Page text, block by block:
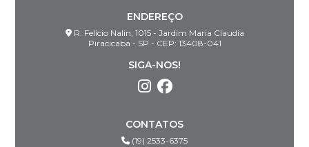
ENDEREÇO
R. Felício Nalin, 1015 - Jardim Maria Claudia
Piracicaba - SP - CEP: 13408-041
SIGA-NOS!
CONTATOS
(19) 2533-6375